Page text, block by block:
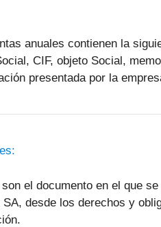
anuales contienen la
CIF, objeto Social,
presentada por la
el documento en el que
desde los derechos y